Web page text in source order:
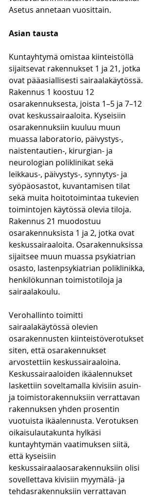
Asetus annetaan vuosittain.
Asian tausta
Kuntayhtymä omistaa kiinteistöllä
sijaitsevat rakennukset 1 ja 21, jotka
ovat pääasiallisesti sairaalakäytössä.
Rakennus 1 koostuu 12
osarakennuksesta, joista 1–5 ja 7–12
ovat keskussairaaloita. Kyseisiin
osarakennuksiin kuuluu muun
muassa laboratorio, päivystys-,
naistentautien‑, kirurgian- ja
neurologian poliklinikat sekä
leikkaus-, päivystys-, synnytys- ja
syöpäosastot, kuvantamisen tilat
sekä muita hoitotoimintaa tukevien
toimintojen käytössä olevia tiloja.
Rakennus 21 muodostuu
osarakennuksista 1 ja 2, jotka ovat
keskussairaaloita. Osarakennuksissa
sijaitsee muun muassa psykiatrian
osasto, lastenpsykiatrian poliklinikka,
henkilökunnan toimistotiloja ja
sairaalakoulu.
Verohallinto toimitti
sairaalakäytössä olevien
osarakennusten kiinteistöverotukset
siten, että osarakennukset
arvostettiin keskussairaaloina.
Keskussairaaloiden ikäalennukset
laskettiin soveltamalla kivisiin asuin-
ja toimistorakennuksiin verrattavan
rakennuksen yhden prosentin
vuotuista ikäalennusta. Verotuksen
oikaisulautakunta hylkäsi
kuntayhtymän vaatimuksen siitä,
että kyseisiin
keskussairaalaosarakennuksiin olisi
sovellettava kivisiin myymälä- ja
tehdasrakennuksiin verrattavan